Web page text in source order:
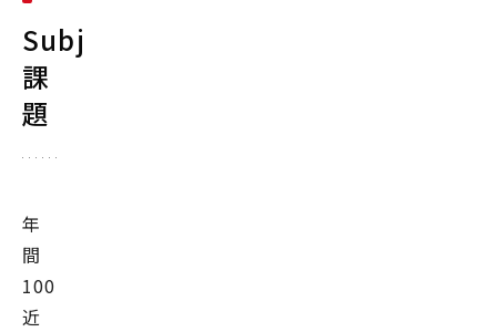
Subject：
課
題
年
間
100
近